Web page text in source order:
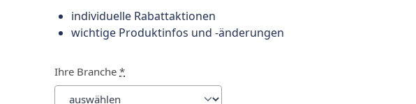
individuelle Rabattaktionen
wichtige Produktinfos und -änderungen
Ihre Branche *